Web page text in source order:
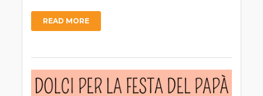
READ MORE